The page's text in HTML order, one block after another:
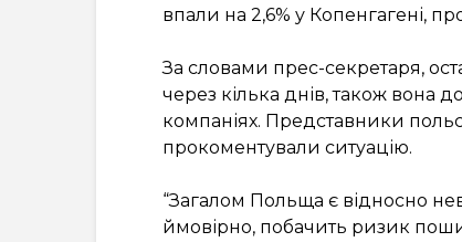
впали на 2,6% у Копенгагені,
За словами прес-секретаря,
через кілька днів, також вона
компаніях. Представники
прокоментували ситуацію.
“Загалом Польща є відносно
ймовірно, побачить ризик